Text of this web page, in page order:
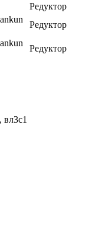
Редуктор
Редуктор
Редуктор